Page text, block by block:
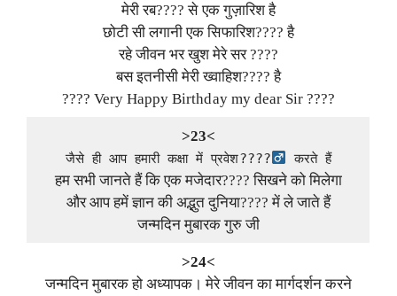
मेरी रब???? से एक गुज़ारिश है
छोटी सी लगानी एक सिफारिश???? है
रहे जीवन भर खुश मेरे सर ????
बस इतनीसी मेरी ख्वाहिश???? है
???? Very Happy Birthday my dear Sir ????
>23<
जैसे ही आप हमारी कक्षा में प्रवेश????‍ करते हैं
हम सभी जानते हैं कि एक मजेदार???? सिखने को मिलेगा
और आप हमें ज्ञान की अद्भुत दुनिया???? में ले जाते हैं
जन्मदिन मुबारक गुरु जी
>24<
जन्मदिन मुबारक हो अध्यापक। मेरे जीवन का मार्गदर्शन करने